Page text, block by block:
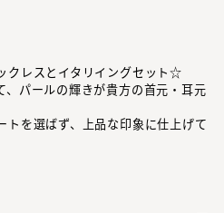
クレスとイタリイングセット☆
、パールの輝きが貴方の首元・耳元
トを選ばず、上品な印象に仕上げて